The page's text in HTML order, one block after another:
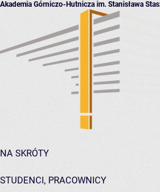
Akademia Górniczo-Hutnicza im. Stanisława
NA SKRÓTY
STUDENCI, PRACOWNICY